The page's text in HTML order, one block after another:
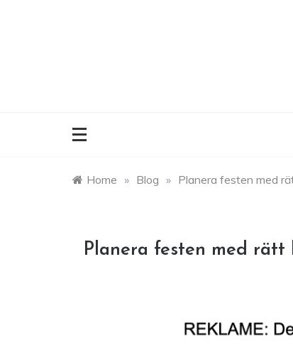
Home » Blog » Planera festen med
Planera festen med rätt